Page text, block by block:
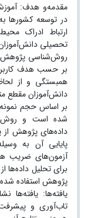
مقدمه‌و هدف:
در توسعه کشور‌ها
ارتباط ادراک
تحصیلی
روش‌شناسی
بر حسب هدف
همبستگی و از
شده است و روش
داده‌های پژوهش از
پایایی آن به
آزمون‌های ضریب
پژوهش استفاده
یافته‌ها:
تاب‌آوری و